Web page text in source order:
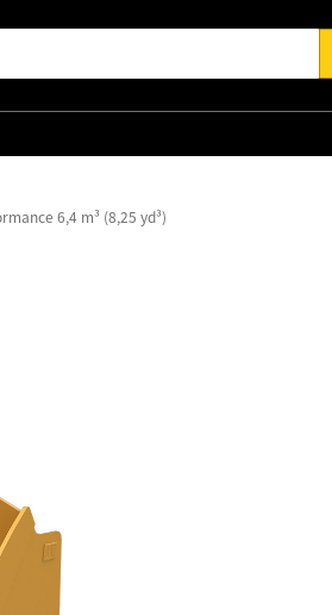
6,4 m³ (8,25 yd³)